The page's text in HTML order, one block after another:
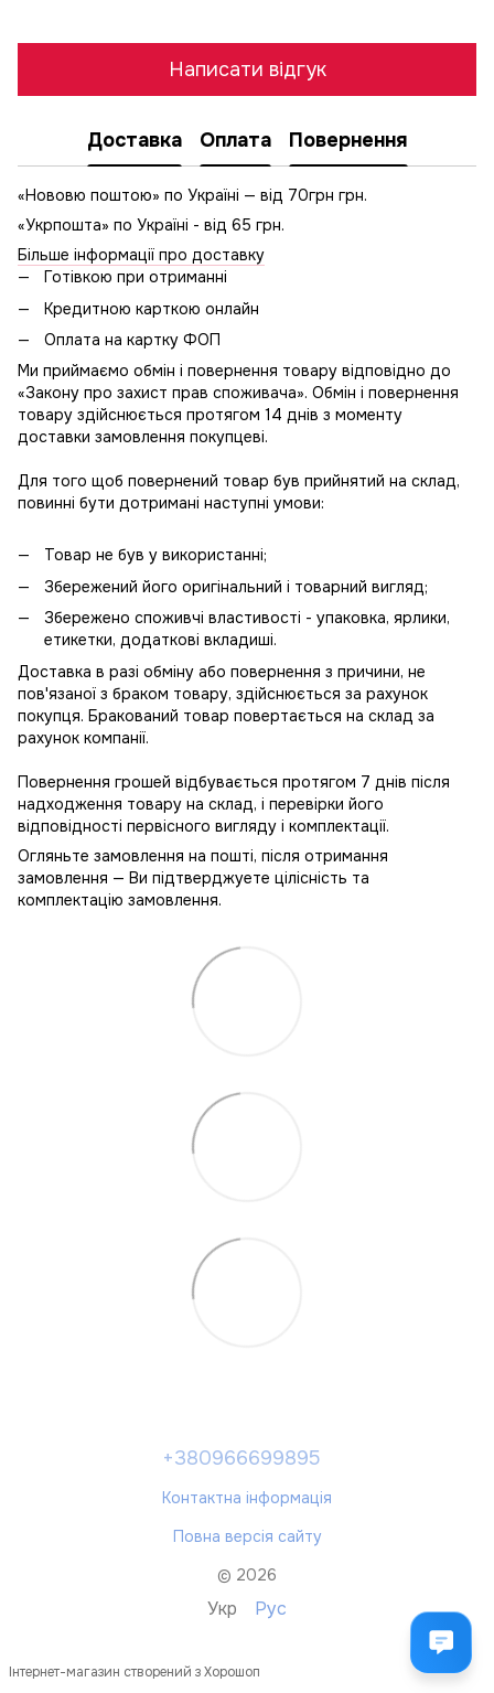
Написати відгук
Доставка Оплата Повернення
«Нововю поштою» по Україні — від 70грн грн.
«Укрпошта» по Україні - від 65 грн.
Більше інформації про доставку
Готівкою при отриманні
Кредитною карткою онлайн
Оплата на картку ФОП
Ми приймаємо обмін і повернення товару відповідно до
«Закону про захист прав споживача». Обмін і повернення
товару здійснюється протягом 14 днів з моменту
доставки замовлення покупцеві.
Для того щоб повернений товар був прийнятий на склад,
повинні бути дотримані наступні умови:
Товар не був у використанні;
Збережений його оригінальний і товарний вигляд;
Збережено споживчі властивості - упаковка, ярлики,
етикетки, додаткові вкладиші.
Доставка в разі обміну або повернення з причини, не
пов'язаної з браком товару, здійснюється за рахунок
покупця. Бракований товар повертається на склад за
рахунок компанії.
Повернення грошей відбувається протягом 7 днів після
надходження товару на склад, і перевірки його
відповідності первісного вигляду і комплектації.
Огляньте замовлення на пошті, після отримання
замовлення — Ви підтверджуете цілісність та
комплектацію замовлення.
+380966699895
Контактна інформація
Повна версія сайту
© 2026
Укр Рус
Інтернет-магазин створений з Хорошоп